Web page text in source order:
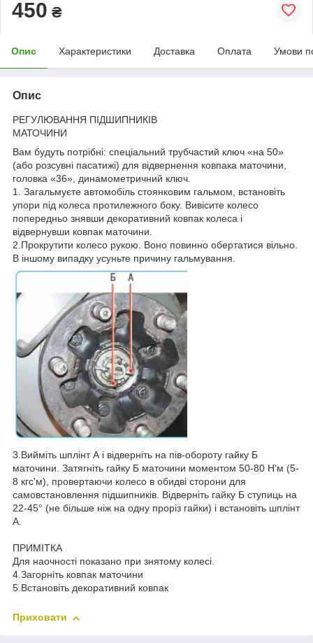
450 ₴
Опис Характеристики Доставка Оплата Умови
Опис
РЕГУЛЮВАННЯ ПІДШИПНИКІВ
МАТОЧИНИ
Вам будуть потрібні: спеціальний трубчастий ключ «на 50»
(або розсувні пасатижі) для відвернення ковпака маточини,
головка «36», динамометричний ключ.
1. Загальмуєте автомобіль стоянковим гальмом, встановіть
упори під колеса протилежного боку. Вивісите колесо
попередньо знявши декоративний ковпак колеса і
відвернувши ковпак маточини.
2.Прокрутити колесо рукою. Воно повинно обертатися вільно.
В іншому випадку усуньте причину гальмування.
3.Вийміть шплінт А і відверніть на пів-обороту гайку Б
маточини. Затягніть гайку Б маточини моментом 50-80 Н'м (5-
8 кгс'м), провертаючи колесо в обидві сторони для
самовстановлення підшипників. Відверніть гайку Б ступиць на
22-45° (не більше ніж на одну проріз гайки) і встановіть шплінт
А.
ПРИМІТКА
Для наочності показано при знятому колесі.
4.Загорніть ковпак маточини
5.Встановіть декоративний ковпак
Приховати